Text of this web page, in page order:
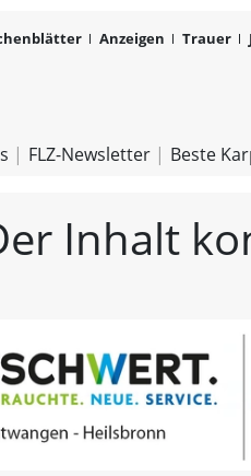
Anzeigen Trauer
FLZ-Newsletter Beste
Inhalt